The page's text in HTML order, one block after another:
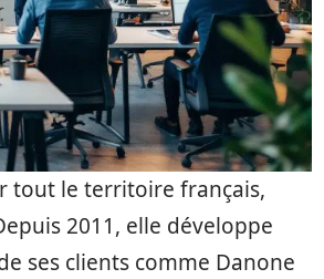
tout le territoire français,
2011, elle développe
ses clients comme Danone